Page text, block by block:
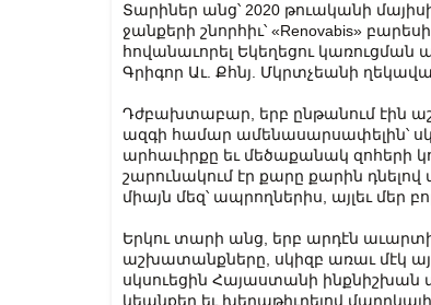
Տարիներ անց՝ 2020 թուականի
ջանքերի շնորհիւ՝ «Renovabis»
հովանաւորել Եկեղեցու
Գրիգոր Աւ. Քհնյ. Մկրտչեանի
Դժբախտաբար, երբ ընթանում էին
ազգի համար ամենասարսափելին՝
արհաւիրքը եւ մեծաքանակ զոհերի
շարունակում էր քարը քարին
միայն մեզ՝ ապրողներիս, այլեւ մեր
Երկու տարի անց, երբ արդէն
աշխատանքները, սկիզբ առաւ մէկ
սկսուեցին Հայաստանի ինքնիշխան
կեանքեր եւ խեղաթիւրելով